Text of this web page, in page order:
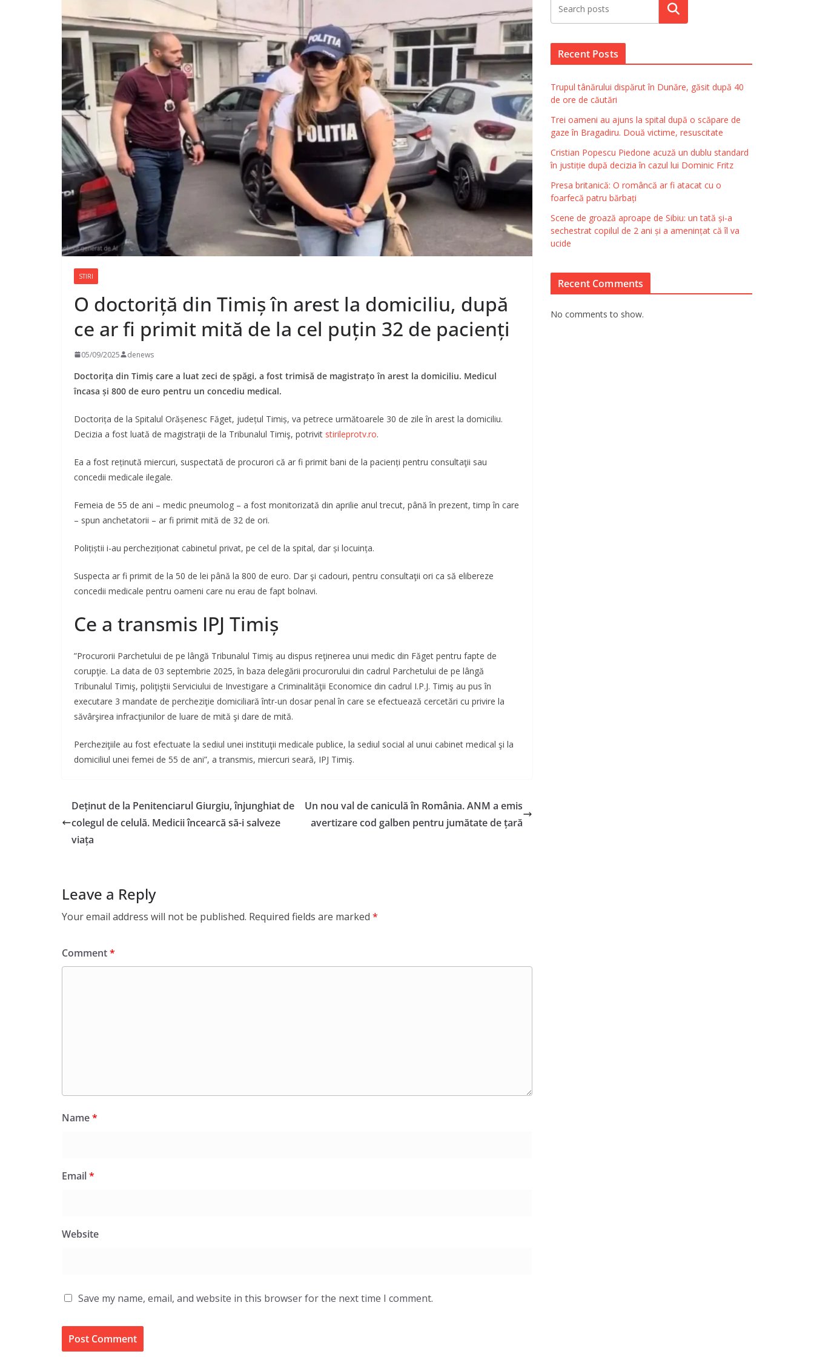
STIRI
O doctoriță din Timiș în arest la domiciliu, după
ce ar fi primit mită de la cel puțin 32 de pacienți
05/09/2025 denews
Doctorița din Timiș care a luat zeci de șpăgi, a fost trimisă de magistrațo în arest la domiciliu. Medicul
încasa și 800 de euro pentru un concediu medical.
Doctorița de la Spitalul Orășenesc Făget, județul Timiș, va petrece următoarele 30 de zile în arest la domiciliu.
Decizia a fost luată de magistraţii de la Tribunalul Timiş, potrivit stirileprotv.ro.
Ea a fost reținută miercuri, suspectată de procurori că ar fi primit bani de la pacienți pentru consultaţii sau
concedii medicale ilegale.
Femeia de 55 de ani – medic pneumolog – a fost monitorizată din aprilie anul trecut, până în prezent, timp în care
– spun anchetatorii – ar fi primit mită de 32 de ori.
Polițiștii i-au percheziționat cabinetul privat, pe cel de la spital, dar și locuința.
Suspecta ar fi primit de la 50 de lei până la 800 de euro. Dar şi cadouri, pentru consultaţii ori ca să elibereze
concedii medicale pentru oameni care nu erau de fapt bolnavi.
Ce a transmis IPJ Timiș
”Procurorii Parchetului de pe lângă Tribunalul Timiş au dispus reţinerea unui medic din Făget pentru fapte de
corupţie. La data de 03 septembrie 2025, în baza delegării procurorului din cadrul Parchetului de pe lângă
Tribunalul Timiş, poliţiştii Serviciului de Investigare a Criminalităţii Economice din cadrul I.P.J. Timiş au pus în
executare 3 mandate de percheziţie domiciliară într-un dosar penal în care se efectuează cercetări cu privire la
săvârşirea infracţiunilor de luare de mită şi dare de mită.
Percheziţiile au fost efectuate la sediul unei instituţii medicale publice, la sediul social al unui cabinet medical şi la
domiciliul unei femei de 55 de ani”, a transmis, miercuri seară, IPJ Timiş.
Deținut de la Penitenciarul Giurgiu, înjunghiat de
colegul de celulă. Medicii încearcă să-i salveze
viața
Un nou val de caniculă în România. ANM a emis
avertizare cod galben pentru jumătate de țară
Leave a Reply
Your email address will not be published. Required fields are marked *
Comment*
Name*
Email*
Website
Save my name, email, and website in this browser for the next time I comment.
Search
Recent Posts
Trupul tânărului dispărut în Dunăre, găsit după 40
de ore de căutări
Trei oameni au ajuns la spital după o scăpare de
gaze în Bragadiru. Două victime, resuscitate
Cristian Popescu Piedone acuză un dublu standard
în justiție după decizia în cazul lui Dominic Fritz
Presa britanică: O româncă ar fi atacat cu o
foarfecă patru bărbați
Scene de groază aproape de Sibiu: un tată și-a
sechestrat copilul de 2 ani și a amenințat că îl va
ucide
Recent Comments
No comments to show.